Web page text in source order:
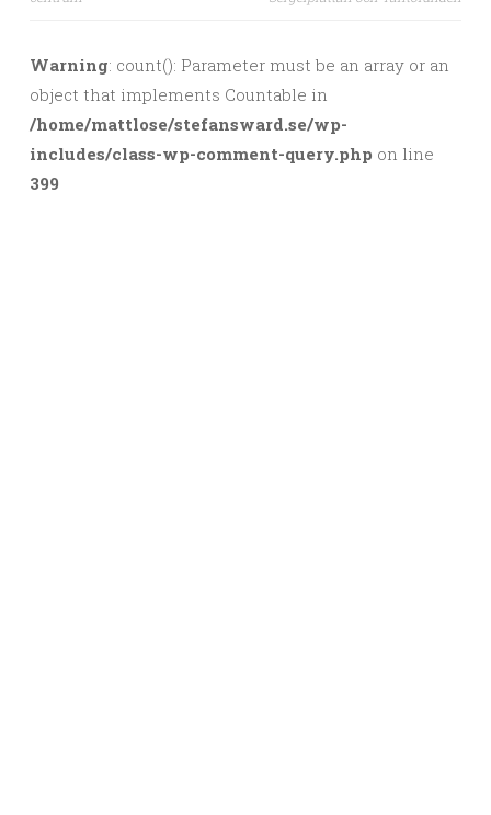
Warning: count(): Parameter must be an array or an
object that implements Countable in
/home/mattlose/stefansward.se/wp-
includes/class-wp-comment-query.php on line
399